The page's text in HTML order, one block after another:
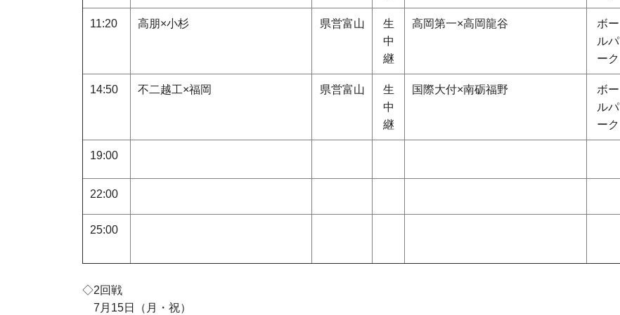
11:20 高朋×小杉 県営富山
生
中
継
高岡第一×高岡龍谷
ボー
ルパ
ーク
14:50 不二越工×福岡 県営富山
生
中
継
国際大付×南砺福野
ボー
ルパ
ーク
19:00
22:00
25:00
◇2回戦
7月 15日（月・祝）